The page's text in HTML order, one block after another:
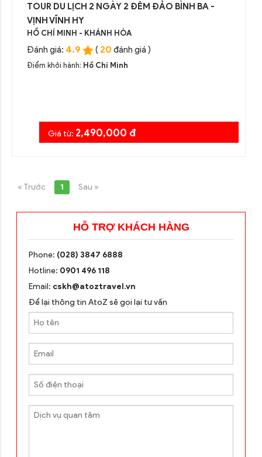
TOUR DU LỊCH 2 NGÀY 2 ĐÊM ĐẢO BÌNH BA -
VỊNH VĨNH HY
HỒ CHÍ MINH - KHÁNH HÒA
Đánh giá: 4.9 ( 20 đánh giá )
Điểm khởi hành: Hồ Chí Minh
Giá từ: 2,490,000 đ
« Trước 1 Sau »
HỖ TRỢ KHÁCH HÀNG
Phone: (028) 3847 6888
Hotline: 0901 496 118
Email: cskh@atoztravel.vn
Để lại thông tin AtoZ sẽ gọi lại tư vấn